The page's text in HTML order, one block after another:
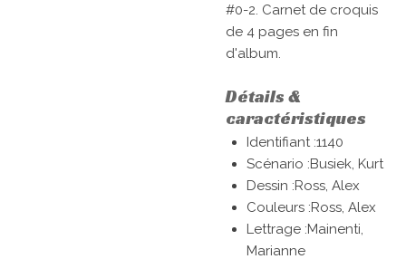
#0-2. Carnet de croquis
de 4 pages en fin
d'album.
Détails &
caractéristiques
Identifiant :1140
Scénario :Busiek, Kurt
Dessin :Ross, Alex
Couleurs :Ross, Alex
Lettrage :Mainenti,
Marianne